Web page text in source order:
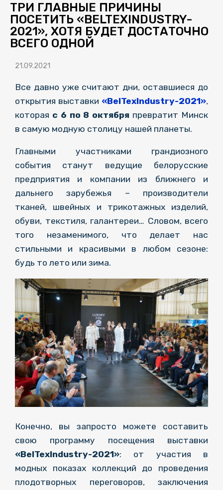
ТРИ ГЛАВНЫЕ ПРИЧИНЫ
ПОСЕТИТЬ «BELTEXINDUSTRY-
2021», ХОТЯ БУДЕТ ДОСТАТОЧНО
ВСЕГО ОДНОЙ
21.09.2021
Все давно уже считают дни, оставшиеся до
открытия выставки «BelTexIndustry-2021»,
которая с 6 по 8 октября превратит Минск
в самую модную столицу нашей планеты.
Главными участниками грандиозного
события станут ведущие белорусские
предприятия и компании из ближнего и
дальнего зарубежья – производители
тканей, швейных и трикотажных изделий,
обуви, текстиля, галантереи… Словом, всего
того незаменимого, что делает нас
стильными и красивыми в любом сезоне:
будь то лето или зима.
Конечно, вы запросто можете составить
свою программу посещения выставки
«BelTexIndustry-2021»: от участия в
модных показах коллекций до проведения
плодотворных переговоров, заключения